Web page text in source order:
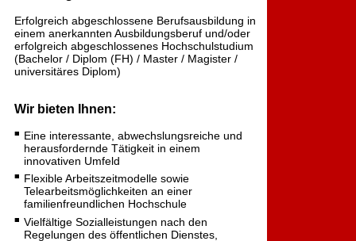
Erfolgreich abgeschlossene Berufsausbildung in
einem anerkannten Ausbildungsberuf und/oder
erfolgreich abgeschlossenes Hochschulstudium
(Bachelor / Diplom (FH) / Master / Magister /
universitäres Diplom)
Wir bieten Ihnen:
Eine interessante, abwechslungsreiche und
herausfordernde Tätigkeit in einem
innovativen Umfeld
Flexible Arbeitszeitmodelle sowie
Telearbeitsmöglichkeiten an einer
familienfreundlichen Hochschule
Vielfältige Sozialleistungen nach den
Regelungen des öffentlichen Dienstes,